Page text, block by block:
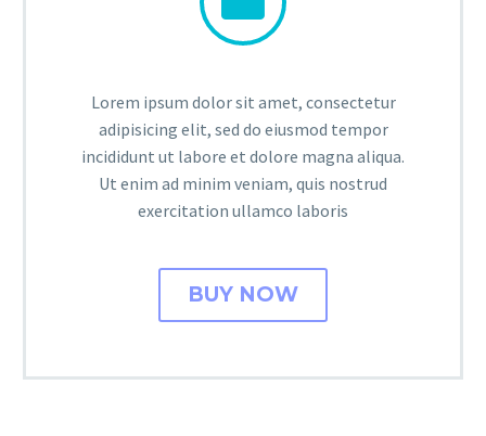
Lorem ipsum dolor sit amet, consectetur
adipisicing elit, sed do eiusmod tempor
incididunt ut labore et dolore magna aliqua.
Ut enim ad minim veniam, quis nostrud
exercitation ullamco laboris
BUY NOW